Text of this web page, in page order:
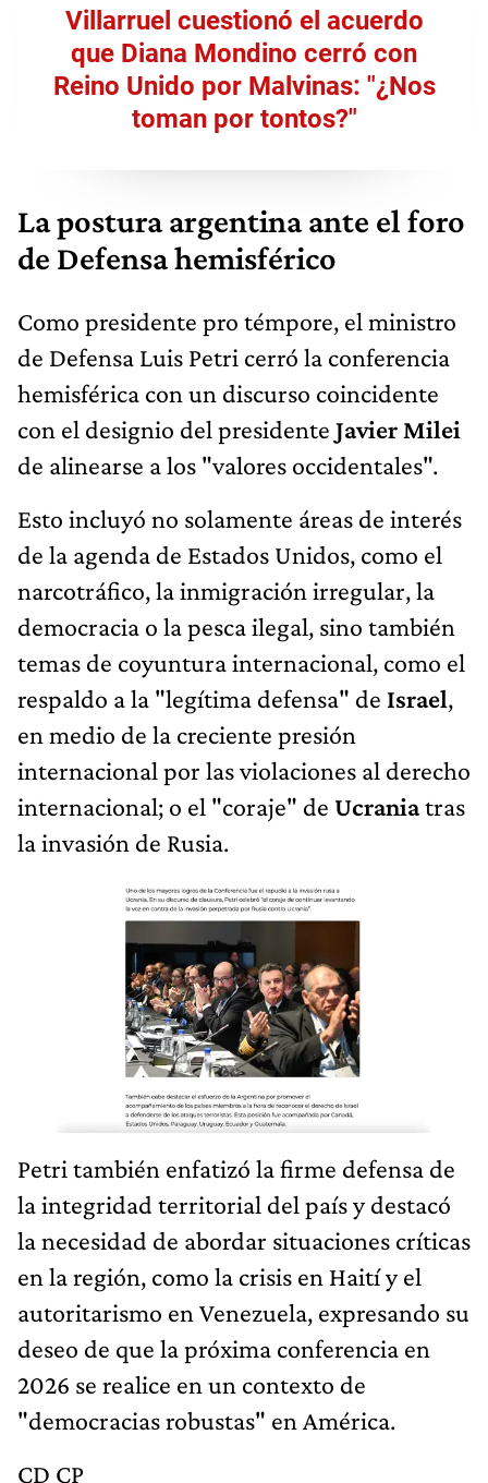
Villarruel cuestionó el acuerdo
que Diana Mondino cerró con
Reino Unido por Malvinas: "¿Nos
toman por tontos?"
La postura argentina ante el foro
de Defensa hemisférico
Como presidente pro témpore, el ministro
de Defensa Luis Petri cerró la conferencia
hemisférica con un discurso coincidente
con el designio del presidente Javier Milei
de alinearse a los "valores occidentales".
Esto incluyó no solamente áreas de interés
de la agenda de Estados Unidos, como el
narcotráfico, la inmigración irregular, la
democracia o la pesca ilegal, sino también
temas de coyuntura internacional, como el
respaldo a la "legítima defensa" de Israel,
en medio de la creciente presión
internacional por las violaciones al derecho
internacional; o el "coraje" de Ucraniatras
la invasión de Rusia.
Petri también enfatizó la firme defensa de
la integridad territorial del país y destacó
la necesidad de abordar situaciones críticas
en la región, como la crisis en Haití y el
autoritarismo en Venezuela, expresando su
deseo de que la próxima conferencia en
2026 se realice en un contexto de
"democracias robustas" en América.
CD CP